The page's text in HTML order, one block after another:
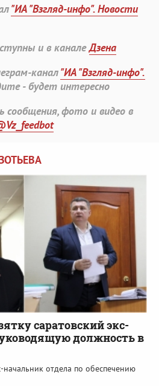
"ИА "Взгляд-инфо". Новости
и в каналеДзена
канал"ИА "Взгляд-инфо".
- будет интересно
фото и видео в
саратовский экс-
должность в
отдела по обеспечению